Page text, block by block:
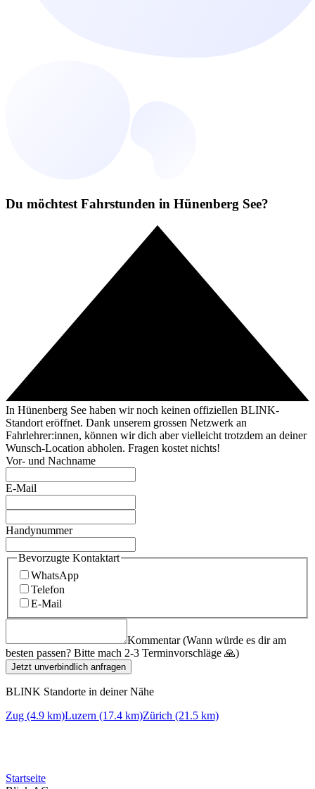
Du möchtest Fahrstunden in Hünenberg See?
In Hünenberg See haben wir noch keinen offiziellen BLINK-
Standort eröffnet. Dank unserem grossen Netzwerk an
Fahrlehrer:innen, können wir dich aber vielleicht trotzdem an deiner
Wunsch-Location abholen. Fragen kostet nichts!
Vor- und Nachname
E-Mail
Handynummer
Bevorzugte Kontaktart
WhatsApp
Telefon
E-Mail
Kommentar (Wann würde es dir am
besten passen? Bitte mach 2-3 Terminvorschläge 🙏)
Jetzt unverbindlich anfragen
BLINK Standorte in deiner Nähe
Zug (4.9 km)Luzern (17.4 km)Zürich (21.5 km)
Startseite